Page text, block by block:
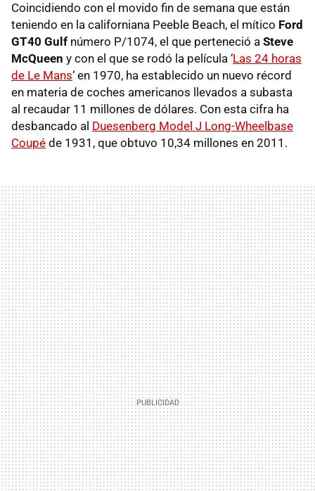
Coincidiendo con el movido fin de semana que están
teniendo en la californiana Peeble Beach, el mítico Ford
GT40 Gulf número P/1074, el que perteneció a Steve
McQueen y con el que se rodó la película ‘Las 24 horas
de Le Mans‘ en 1970, ha establecido un nuevo récord
en materia de coches americanos llevados a subasta
al recaudar 11 millones de dólares. Con esta cifra ha
desbancado al Duesenberg Model J Long-Wheelbase
Coupé de 1931, que obtuvo 10,34 millones en 2011.